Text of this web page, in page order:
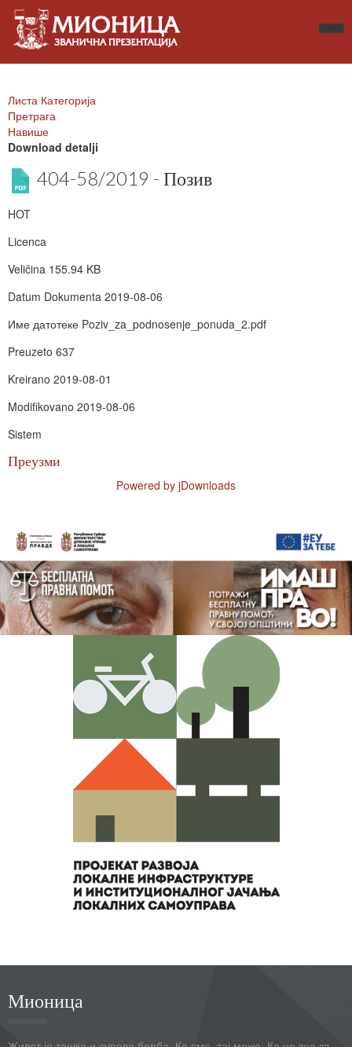
Листа Категорија
Претрага
Навише
Download detalji
404-58/2019 - Позив
HOT
Licenca
Veličina 155.94 KB
Datum Dokumenta 2019-08-06
Име датотеке Poziv_za_podnosenje_ponuda_2.pdf
Preuzeto 637
Kreirano 2019-08-01
Modifikovano 2019-08-06
Sistem
Преузми
Powered by jDownloads
Мионица